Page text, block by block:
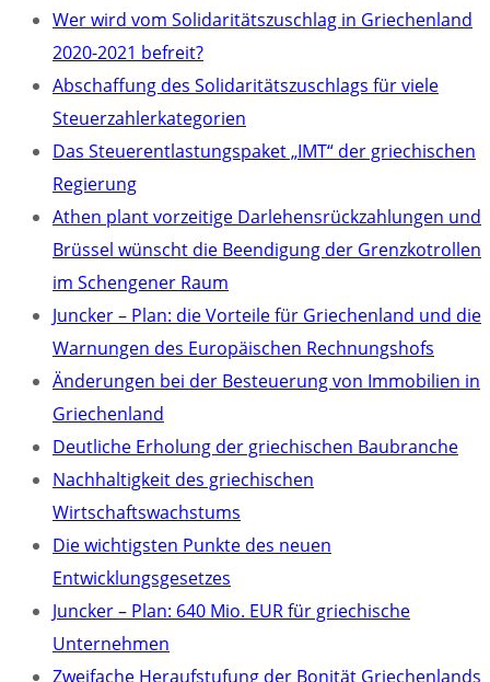
Wer wird vom Solidaritätszuschlag in Griechenland
2020-2021 befreit?
Abschaffung des Solidaritätszuschlags für viele
Steuerzahlerkategorien
Das Steuerentlastungspaket „IMT“ der griechischen
Regierung
Athen plant vorzeitige Darlehensrückzahlungen und
Brüssel wünscht die Beendigung der Grenzkotrollen
im Schengener Raum
Juncker – Plan: die Vorteile für Griechenland und die
Warnungen des Europäischen Rechnungshofs
Änderungen bei der Besteuerung von Immobilien in
Griechenland
Deutliche Erholung der griechischen Baubranche
Nachhaltigkeit des griechischen
Wirtschaftswachstums
Die wichtigsten Punkte des neuen
Entwicklungsgesetzes
Juncker – Plan: 640 Mio. EUR für griechische
Unternehmen
Zweifache Heraufstufung der Bonität Griechenlands